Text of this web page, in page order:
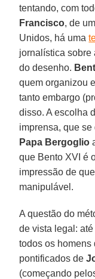
tentando, com
Francisco, de
Unidos, há uma
jornalística sobre
do desenho.
quem organizou
tanto embargo
disso. A escolha
imprensa, que
Papa Bergoglio
que Bento XVI é
impressão de
manipulável.
A questão do
de vista legal:
todos os
pontificados de
(começando